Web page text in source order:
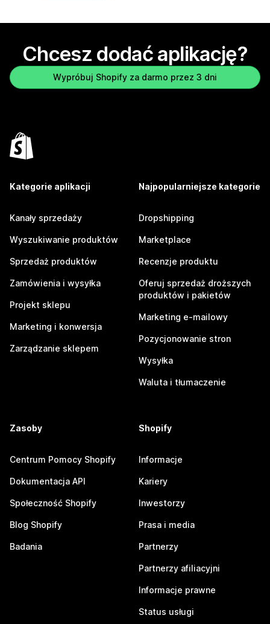
Chcesz dodać aplikację?
Wypróbuj Shopify za darmo przez 3 dni
Kategorie aplikacji
Kanały sprzedaży
Wyszukiwanie produktów
Sprzedaż produktów
Zamówienia i wysyłka
Projekt sklepu
Marketing i konwersja
Zarządzanie sklepem
Najpopularniejsze kategorie
Dropshipping
Marketplace
Recenzje produktu
Oferuj sprzedaż droższych
produktów i pakietów
Marketing e-mailowy
Pozycjonowanie stron
Wysyłka
Waluta i tłumaczenie
Zasoby
Centrum Pomocy Shopify
Dokumentacja API
Społeczność Shopify
Blog Shopify
Badania
Shopify
Informacje
Kariery
Inwestorzy
Prasa i media
Partnerzy
Partnerzy afiliacyjni
Informacje prawne
Status usługi